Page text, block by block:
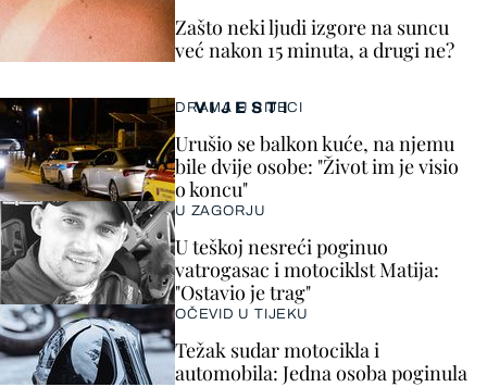
VIJESTI
DRAMA U RIJECI
Urušio se balkon kuće, na njemu
bile dvije osobe: "Život im je visio
o koncu"
U ZAGORJU
U teškoj nesreći poginuo
vatrogasac i motociklst Matija:
"Ostavio je trag"
OČEVID U TIJEKU
Težak sudar motocikla i
automobila: Jedna osoba poginula
Zašto neki ljudi izgore na suncu
već nakon 15 minuta, a drugi ne?